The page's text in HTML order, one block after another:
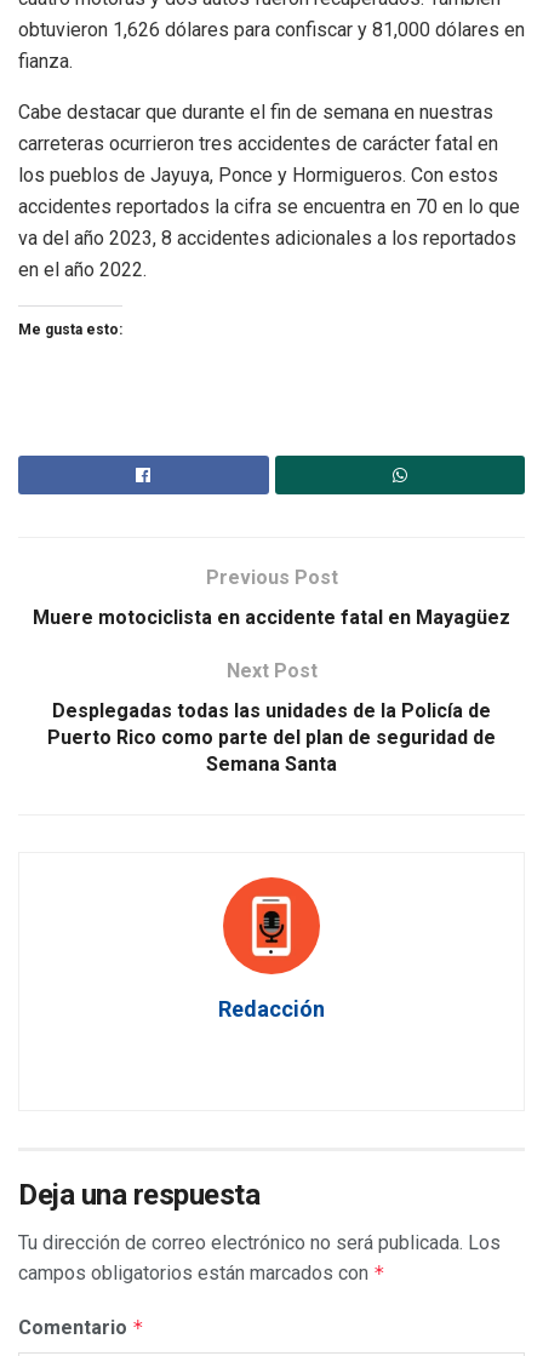
obtuvieron 1,626 dólares para confiscar y 81,000 dólares en
fianza.
Cabe destacar que durante el fin de semana en nuestras
carreteras ocurrieron tres accidentes de carácter fatal en
los pueblos de Jayuya, Ponce y Hormigueros. Con estos
accidentes reportados la cifra se encuentra en 70 en lo que
va del año 2023, 8 accidentes adicionales a los reportados
en el año 2022.
Me gusta esto:
Previous Post
Muere motociclista en accidente fatal en Mayagüez
Next Post
Desplegadas todas las unidades de la Policía de
Puerto Rico como parte del plan de seguridad de
Semana Santa
Redacción
Deja una respuesta
Tu dirección de correo electrónico no será publicada. Los
campos obligatorios están marcados con *
Comentario *